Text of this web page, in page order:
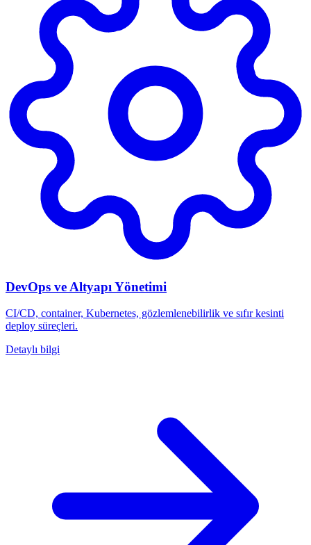
DevOps ve Altyapı Yönetimi
CI/CD, container, Kubernetes, gözlemlenebilirlik ve sıfır kesinti
deploy süreçleri.
Detaylı bilgi